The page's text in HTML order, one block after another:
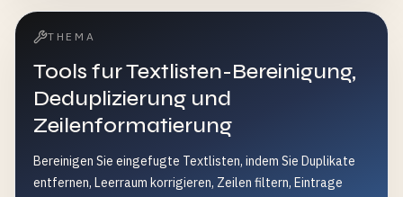
THEMA
Tools fur Textlisten-Bereinigung,
Deduplizierung und
Zeilenformatierung
Bereinigen Sie eingefugte Textlisten, indem Sie Duplikate
entfernen, Leerraum korrigieren, Zeilen filtern, Eintrage